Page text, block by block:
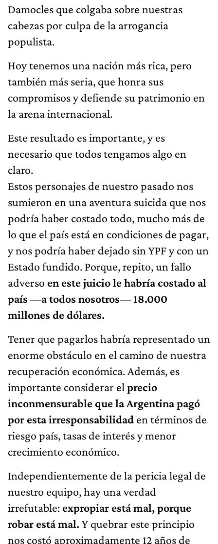
Damocles que colgaba sobre nuestras
cabezas por culpa de la arrogancia
populista.
Hoy tenemos una nación más rica, pero
también más seria, que honra sus
compromisos y defiende su patrimonio en
la arena internacional.
Este resultado es importante, y es
necesario que todos tengamos algo en
claro.
Estos personajes de nuestro pasado nos
sumieron en una aventura suicida que nos
podría haber costado todo, mucho más de
lo que el país está en condiciones de pagar,
y nos podría haber dejado sin YPF y con un
Estado fundido. Porque, repito, un fallo
adverso en este juicio le habría costado al
país —a todos nosotros— 18.000
millones de dólares.
Tener que pagarlos habría representado un
enorme obstáculo en el camino de nuestra
recuperación económica. Además, es
importante considerar el precio
inconmensurable que la Argentina pagó
por esta irresponsabilidad en términos de
riesgo país, tasas de interés y menor
crecimiento económico.
Independientemente de la pericia legal de
nuestro equipo, hay una verdad
irrefutable: expropiar está mal, porque
robar está mal. Y quebrar este principio
nos costó aproximadamente 12 años de